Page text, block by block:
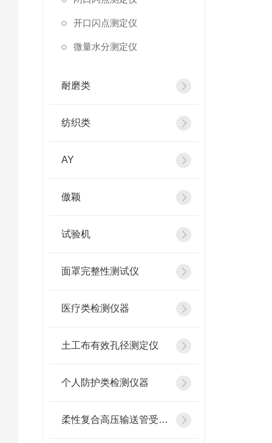
开口闪点测定仪
微量水分测定仪
耐磨类
纺织类
AY
傲颖
试验机
面罩完整性测试仪
医疗类检测仪器
土工布有效孔径测定仪
个人防护类检测仪器
柔性复合高压输送管受压开裂稳定性测试仪